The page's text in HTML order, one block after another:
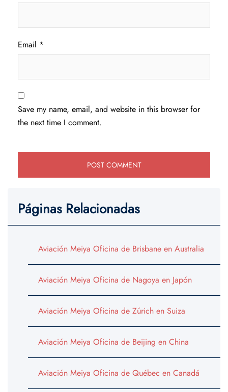
Email *
Save my name, email, and website in this browser for
the next time I comment.
Páginas Relacionadas
Aviación Meiya Oficina de Brisbane en Australia
Aviación Meiya Oficina de Nagoya en Japón
Aviación Meiya Oficina de Zúrich en Suiza
Aviación Meiya Oficina de Beijing en China
Aviación Meiya Oficina de Québec en Canadá